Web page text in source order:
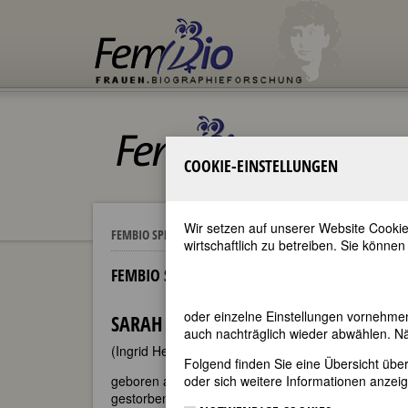
FEMBIO SPECIALS BERÜHMTE LYRIKERINNEN Sarah
FEMBIO SPECIAL: BERÜHMTE LYRIKERINNEN
SARAH KIRSCH
(Ingrid Hella Irmelinde Bernstein)
geboren am 16. April 1935 in Limlingerode,
gestorben am 5. Mai 2013 in Heide, Schleswig-
COOKIE-EINSTELLUNGEN
Wir setzen auf unserer Website
wirtschaftlich zu betreiben. Sie
oder einzelne Einstellungen
auch nachträglich wieder abwählen.
Folgend finden Sie eine Übersicht
oder sich weitere Informationen